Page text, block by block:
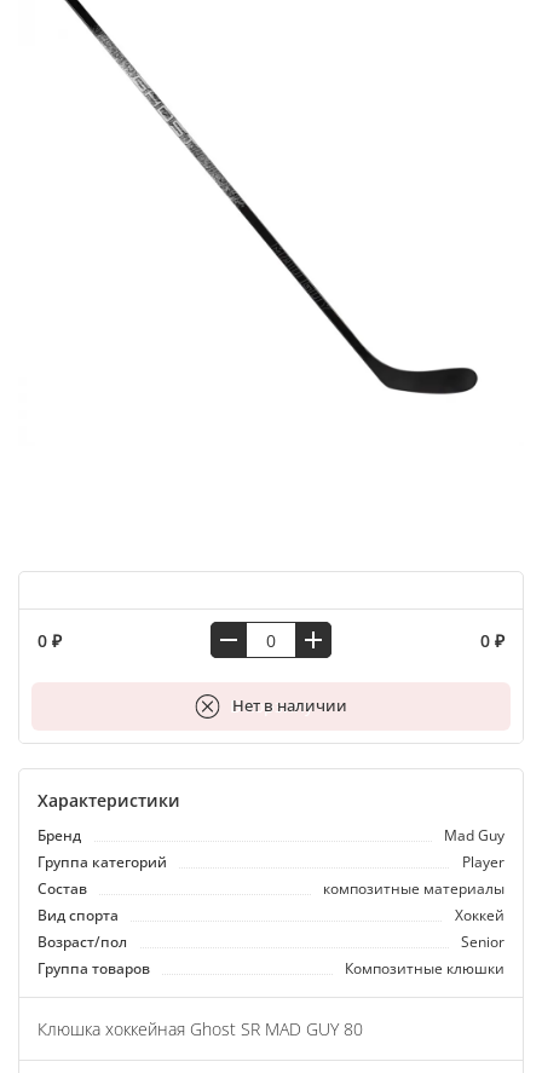
0 ₽ 0 ₽
Нет в наличии
В корзину
Характеристики
Бренд
Мad Guy
Группа категорий
Player
Состав
композитные материалы
Вид спорта
Хоккей
Возраст/пол
Senior
Группа товаров
Композитные клюшки
Клюшка хоккейная Ghost SR MAD GUY 80